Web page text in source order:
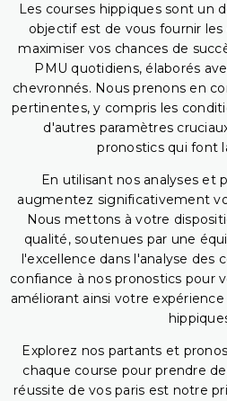
Les courses hippiques sont un
objectif est de vous fournir
maximiser vos chances de
PMU quotidiens, élaborés
chevronnés. Nous prenons en
pertinentes, y compris les
d'autres paramètres
pronostics qui font
En utilisant nos analyses et
augmentez significativement
Nous mettons à votre
qualité, soutenues par une
l'excellence dans l'analyse des
confiance à nos pronostics pour
améliorant ainsi votre
Explorez nos partants et
chaque course pour prendre
réussite de vos paris est notre